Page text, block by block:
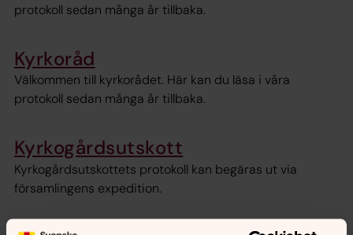
protokoll sedan många år tillbaka.
Kyrkoråd
Välkommen till kyrkorådet. Här kan du läsa i våra
protokoll sedan många år tillbaka.
Kyrkogårdsutskott
Kyrkogårdsutskottets protokoll kan begäras ut via
församlingens expedition.